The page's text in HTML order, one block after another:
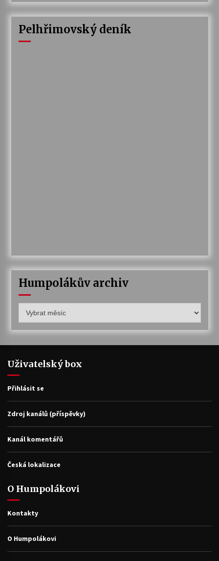
Pelhřimovský deník
Humpolákův archiv
archiv
Uživatelský box
Přihlásit se
Zdroj kanálů (příspěvky)
Kanál komentářů
Česká lokalizace
O Humpolákovi
Kontakty
O Humpolákovi